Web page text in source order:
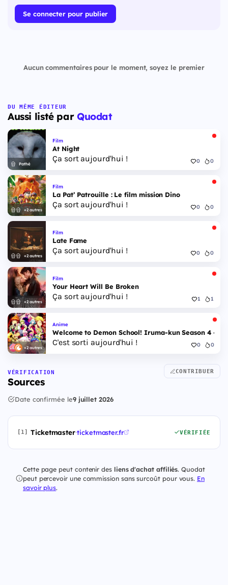
Se connecter pour publier
Aucun commentaires pour le moment, soyez le premier
DU MÊME ÉDITEUR
Aussi listé par Quodat
Pathé
Film
At Night
Ça sort aujourd'hui ! 0 0
+2 autres
Film
La Pat’ Patrouille : Le film mission Dino
Ça sort aujourd'hui ! 0 0
+2 autres
Film
Late Fame
Ça sort aujourd'hui ! 0 0
+2 autres
Film
Your Heart Will Be Broken
Ça sort aujourd'hui ! 1 1
+2 autres
Anime
Welcome to Demon School! Iruma-kun Season 4 -
C'est sorti aujourd'hui ! 0 0
VÉRIFICATION
Sources
CONTRIBUER
Date confirmée le9 juillet 2026
[1] Ticketmaster·ticketmaster.fr VÉRIFIÉE
Cette page peut contenir des liens d'achat affiliés. Quodat
peut percevoir une commission sans surcoût pour vous. En
savoir plus.